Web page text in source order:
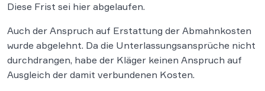
Diese Frist sei hier abgelaufen.
Auch der Anspruch auf Erstattung der Abmahnkosten
wurde abgelehnt. Da die Unterlassungsansprüche nicht
durchdrangen, habe der Kläger keinen Anspruch auf
Ausgleich der damit verbundenen Kosten.